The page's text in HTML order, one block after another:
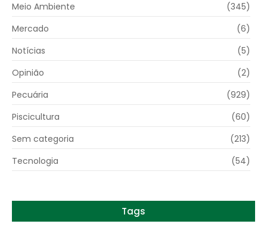
Meio Ambiente
(345)
Mercado
(6)
Notícias
(5)
Opinião
(2)
Pecuária
(929)
Piscicultura
(60)
Sem categoria
(213)
Tecnologia
(54)
Tags